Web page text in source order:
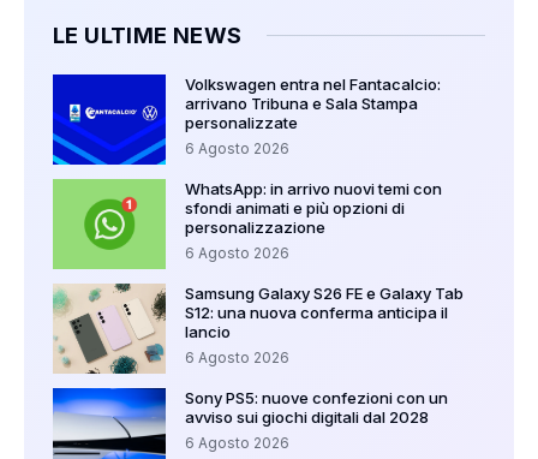
LE ULTIME NEWS
Volkswagen entra nel Fantacalcio:
arrivano Tribuna e Sala Stampa
personalizzate
6 Agosto 2026
WhatsApp: in arrivo nuovi temi con
sfondi animati e più opzioni di
personalizzazione
6 Agosto 2026
Samsung Galaxy S26 FE e Galaxy Tab
S12: una nuova conferma anticipa il
lancio
6 Agosto 2026
Sony PS5: nuove confezioni con un
avviso sui giochi digitali dal 2028
6 Agosto 2026